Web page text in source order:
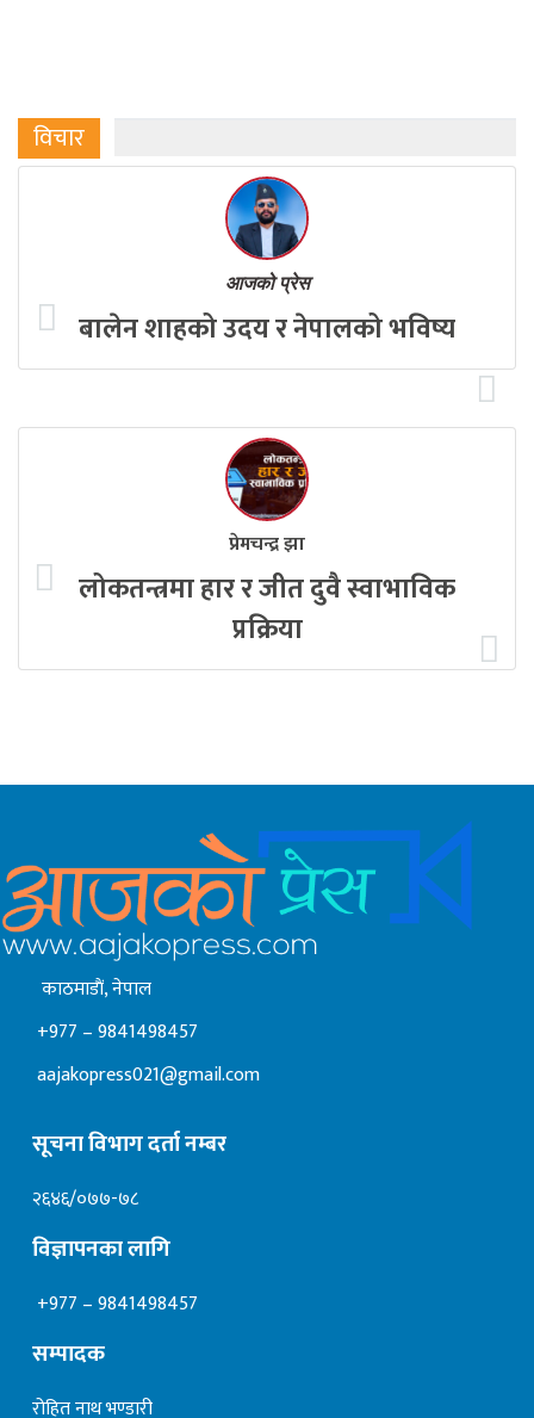
विचार
आजको प्रेस
बालेन शाहको उदय र नेपालको भविष्य
प्रेमचन्द्र झा
लोकतन्त्रमा हार र जीत दुवै स्वाभाविक
प्रक्रिया
काठमाडाैं, नेपाल
+977 – 9841498457
aajakopress021@gmail.com
सूचना विभाग दर्ता नम्बर
२६४६/०७७-७८
विज्ञापनका लागि
+977 – 9841498457
सम्पादक
रोहित नाथ भण्डारी